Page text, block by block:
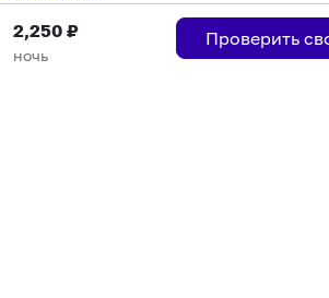
2,250 ₽
ночь
Проверить
Пользовательское соглашение
Правила публикации объявлений